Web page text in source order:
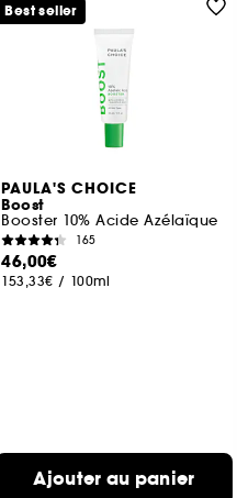
PAULA'S CHOICE
Boost
Booster 10% Acide Azélaïque
165
46,00€
153,33€ / 100ml
Ajouter au panier
Best seller